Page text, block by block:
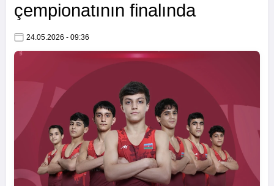
çempionatının finalında
24.05.2026 - 09:36